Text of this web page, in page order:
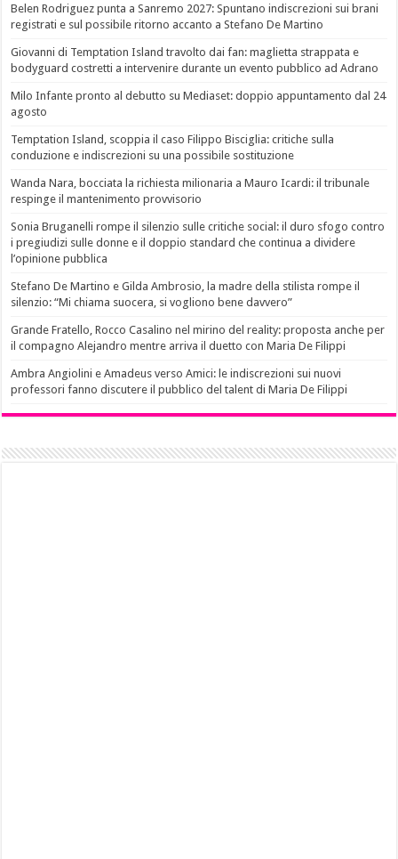
Belen Rodriguez punta a Sanremo 2027: Spuntano indiscrezioni sui brani
registrati e sul possibile ritorno accanto a Stefano De Martino
Giovanni di Temptation Island travolto dai fan: maglietta strappata e
bodyguard costretti a intervenire durante un evento pubblico ad Adrano
Milo Infante pronto al debutto su Mediaset: doppio appuntamento dal 24
agosto
Temptation Island, scoppia il caso Filippo Bisciglia: critiche sulla
conduzione e indiscrezioni su una possibile sostituzione
Wanda Nara, bocciata la richiesta milionaria a Mauro Icardi: il tribunale
respinge il mantenimento provvisorio
Sonia Bruganelli rompe il silenzio sulle critiche social: il duro sfogo contro
i pregiudizi sulle donne e il doppio standard che continua a dividere
l’opinione pubblica
Stefano De Martino e Gilda Ambrosio, la madre della stilista rompe il
silenzio: “Mi chiama suocera, si vogliono bene davvero”
Grande Fratello, Rocco Casalino nel mirino del reality: proposta anche per
il compagno Alejandro mentre arriva il duetto con Maria De Filippi
Ambra Angiolini e Amadeus verso Amici: le indiscrezioni sui nuovi
professori fanno discutere il pubblico del talent di Maria De Filippi